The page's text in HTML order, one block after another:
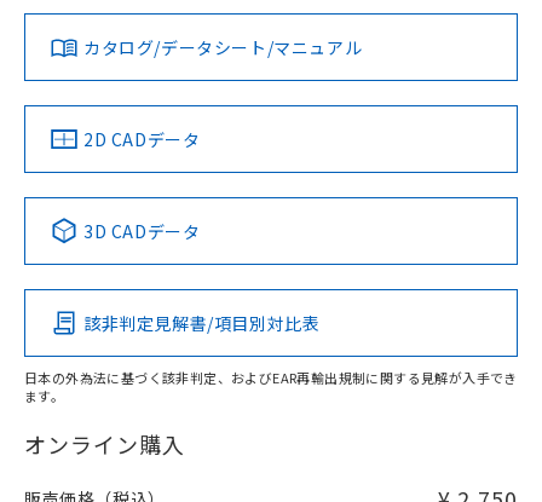
ダウンロードデータをご利用いただく前に、以下を必ずお読
みください。
ソフトウェアの使用条件
対応済み
中国 RoHS 注意事項・凡例
Pb Hg Cd Cr(VI)
O
在庫等で未対応品が混在する可能性があります。
問い合わせください。
LR型式承認
（イギリス
船舶規格）
DNV型式承認
（ノルウェー
BV型式承認
（フランス
KR型式
（韓国
No No No No
この製品の規格認証/適合状況ページへ
その他の認証はこちらのページからご検索ください
カタログ/データシート/マニュアル
2D CADデータ
3D CADデータ
該非判定見解書/項目別対比表
日本の外為法に基づく該非判定、およびEAR再輸出規制に関する見解が入手でき
ます。
オンライン購入